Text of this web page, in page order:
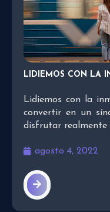
LIDIEMOS CON LA
Lidiemos con la
convertir en un
disfrutar realmente
agosto 4, 2022